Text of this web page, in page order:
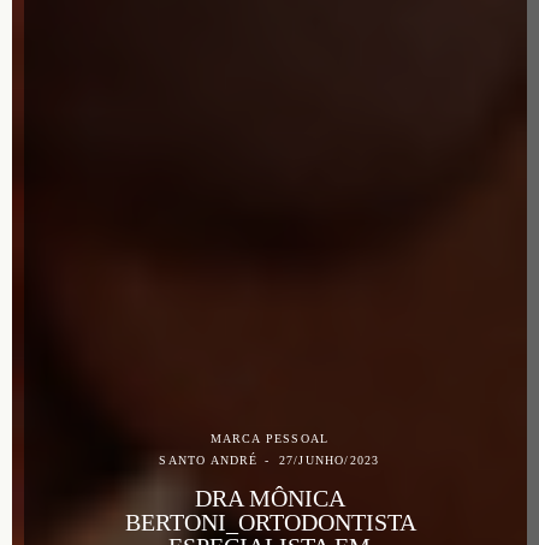
MARCA PESSOAL
SANTO ANDRÉ
27/JUNHO/2023
DRA MÔNICA
BERTONI_ORTODONTISTA